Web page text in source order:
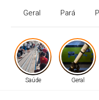
Geral Pará
Saúde Geral